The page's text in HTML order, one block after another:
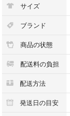
サイズ
ブランド
商品の状態
配送料の負担
配送方法
発送日の目安